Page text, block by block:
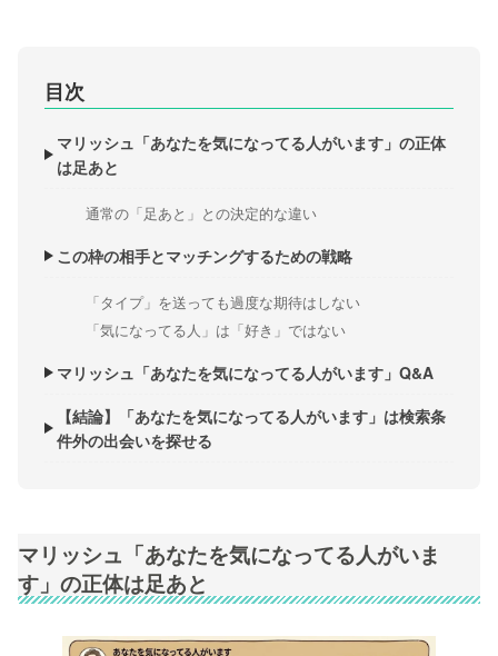
目次
マリッシュ「あなたを気になってる人がいます」の正体
は足あと
通常の「足あと」との決定的な違い
この枠の相手とマッチングするための戦略
「タイプ」を送っても過度な期待はしない
「気になってる人」は「好き」ではない
マリッシュ「あなたを気になってる人がいます」Q&A
【結論】「あなたを気になってる人がいます」は検索条
件外の出会いを探せる
マリッシュ「あなたを気になってる人がいま
す」の正体は足あと